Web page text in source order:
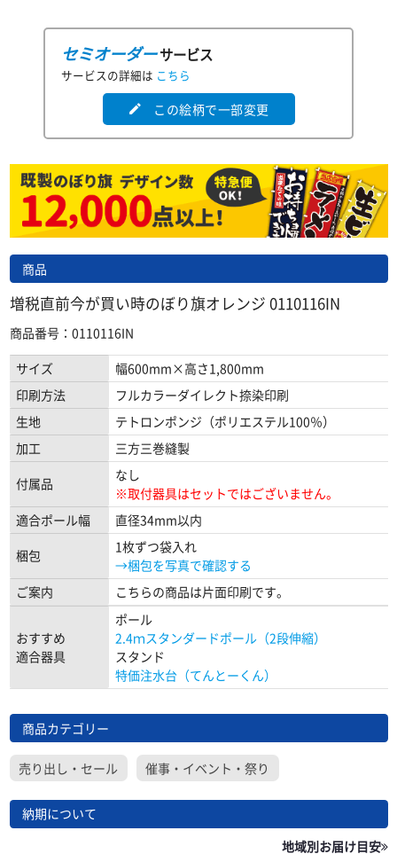
セミオーダーサービス
サービスの詳細は こちら
edit この絵柄で一部変更
商品
増税直前今が買い時のぼり旗オレンジ 0110116IN
商品番号：0110116IN
サイズ
幅600mm×高さ1,800mm
印刷方法
フルカラーダイレクト捺染印刷
生地
テトロンポンジ（ポリエステル100％）
加工
三方三巻縫製
付属品
なし
※取付器具はセットではございません。
適合ポール幅
直径34mm以内
梱包
1枚ずつ袋入れ
→梱包を写真で確認する
ご案内
こちらの商品は片面印刷です。
おすすめ
適合器具
ポール
2.4ｍスタンダードポール（2段伸縮）
スタンド
特価注水台（てんとーくん）
商品カテゴリー
売り出し・セール 催事・イベント・祭り
納期について
地域別お届け目安